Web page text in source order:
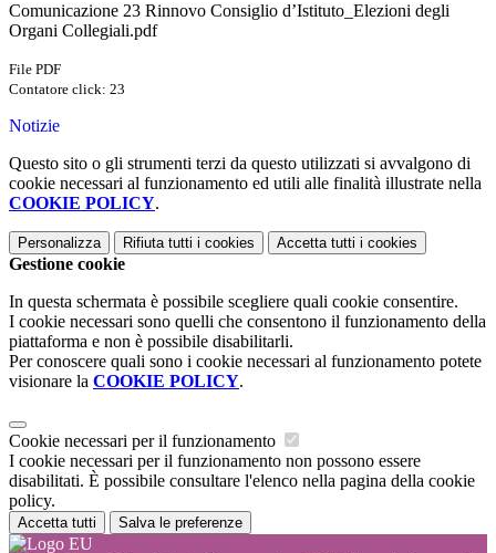
Comunicazione 23 Rinnovo Consiglio d’Istituto_Elezioni degli
Organi Collegiali.pdf
File PDF
Contatore click: 23
Notizie
Questo sito o gli strumenti terzi da questo utilizzati si avvalgono di
cookie necessari al funzionamento ed utili alle finalità illustrate nella
COOKIE POLICY.
Personalizza Rifiuta tutti i cookies Accetta tutti i cookies
Gestione cookie
In questa schermata è possibile scegliere quali cookie consentire.
I cookie necessari sono quelli che consentono il funzionamento della
piattaforma e non è possibile disabilitarli.
Per conoscere quali sono i cookie necessari al funzionamento potete
visionare la COOKIE POLICY.
Cookie necessari per il funzionamento
I cookie necessari per il funzionamento non possono essere
disabilitati. È possibile consultare l'elenco nella pagina della cookie
policy.
Accetta tutti Salva le preferenze